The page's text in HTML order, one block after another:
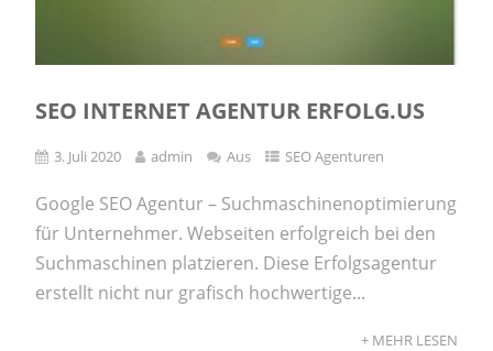
SEO INTERNET AGENTUR ERFOLG.US
3. Juli 2020 admin Aus SEO Agenturen
Google SEO Agentur – Suchmaschinenoptimierung
für Unternehmer. Webseiten erfolgreich bei den
Suchmaschinen platzieren. Diese Erfolgsagentur
erstellt nicht nur grafisch hochwertige...
+ MEHR LESEN